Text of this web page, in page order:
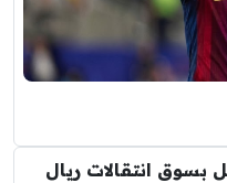
انتقالات ريال